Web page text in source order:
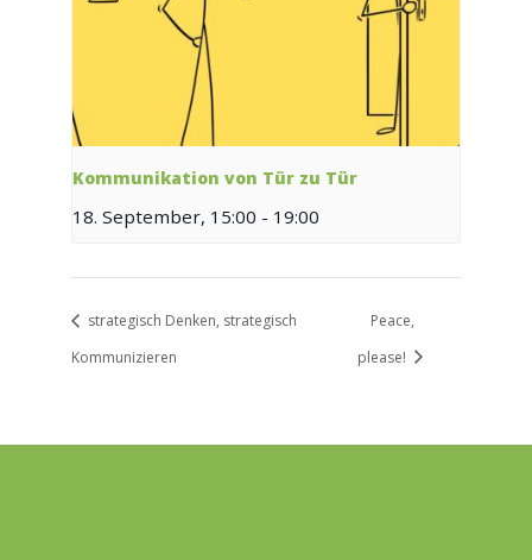
Kommunikation von Tür zu Tür
18. September, 15:00 - 19:00
strategisch Denken, strategisch
Kommunizieren
Peace,
please!